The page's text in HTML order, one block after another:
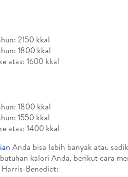
2150 kkal
1800 kkal
atas: 1600 kkal
1800 kkal
1550 kkal
atas: 1400 kkal
Anda bisa lebih banyak atau
kalori Anda, berikut cara
Benedict: